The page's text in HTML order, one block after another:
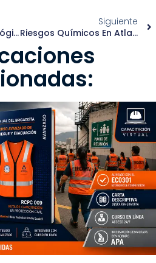
Atlas De Riesgos Geológicos CENAPRED 2014
Siguiente
Riesgos Químicos En Atlas Municipales